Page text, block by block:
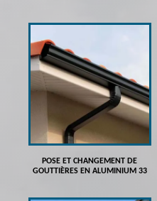
POSE ET CHANGEMENT DE
GOUTTIÈRES EN ALUMINIUM 33